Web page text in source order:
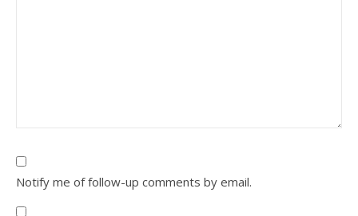
Notify me of follow-up comments by email.